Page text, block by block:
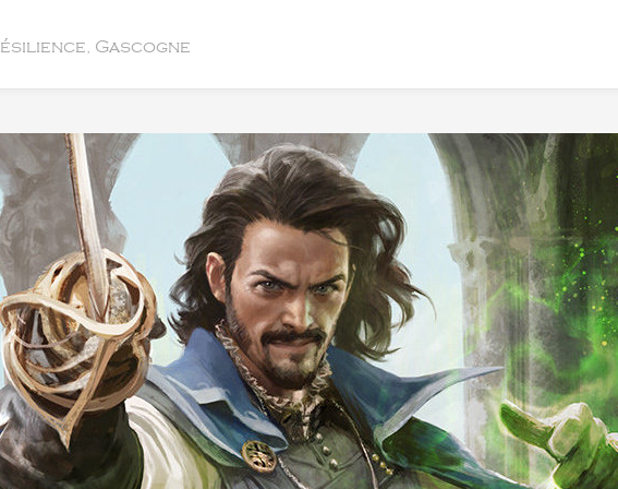
Gascogne